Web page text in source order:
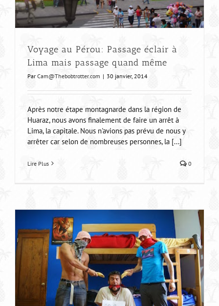
Voyage au Pérou: Passage éclair à
Lima mais passage quand même
Par Cam@Thebobtrotter.com | 30 janvier, 2014
Après notre étape montagnarde dans la région de
Huaraz, nous avons finalement de faire un arrêt à
Lima, la capitale. Nous n'avions pas prévu de nous y
arrêter car selon de nombreuses personnes, la [...]
Lire Plus 0